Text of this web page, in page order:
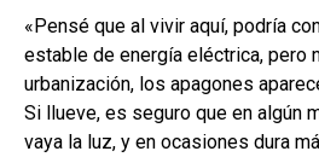
«Pensé que al vivir aquí, podría
estable de energía eléctrica, pero
urbanización, los apagones
Si llueve, es seguro que en algún
vaya la luz, y en ocasiones dura